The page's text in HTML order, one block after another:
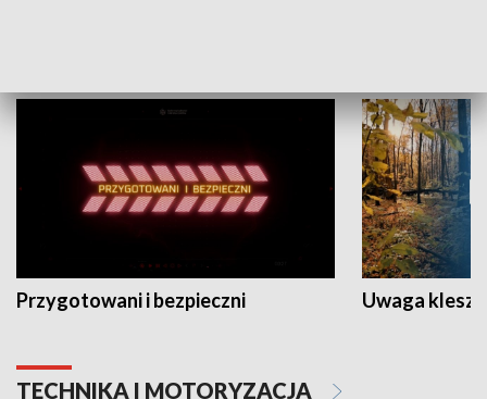
Przygotowani i bezpieczni Uwaga
TECHNIKA I MOTORYZACJA